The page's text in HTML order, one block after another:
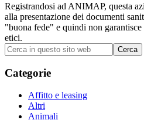
Registrandosi ad ANIMAP, questa
alla presentazione dei documenti
"buona fede" e quindi non
etici.
Barra
laterale
primaria
Cerca
in
questo
sito
Categorie
Affitto e leasing
Altri
Animali